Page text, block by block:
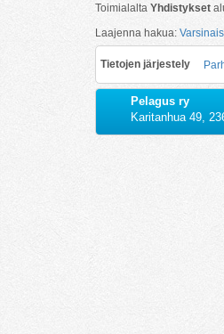
Toimialalta Yhdistykset
Laajenna hakua:
Tietojen järjestely
Pelagus ry
Karitanhua 49,